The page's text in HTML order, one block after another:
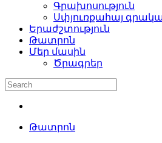
Գրախոսություն
Սփյուռքահայ
Երաժշտություն
Թատրոն
Մեր մասին
Ծրագրեր
Թատրոն